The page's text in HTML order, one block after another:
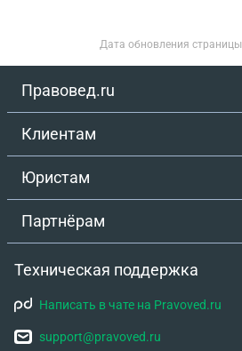
Дата обновления страницы
Правовед.ru
Клиентам
Юристам
Партнёрам
Техническая поддержка
Написать в чате на Pravoved.ru
support@pravoved.ru